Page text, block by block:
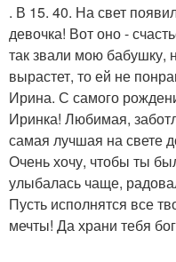
. В 15. 40. На свет
девочка! Вот оно -
так звали мою бабушку,
вырастет, то ей не
Ирина. С самого
Иринка! Любимая,
самая лучшая на свете
Очень хочу, чтобы ты
улыбалась чаще,
Пусть исполнятся все
мечты! Да храни тебя